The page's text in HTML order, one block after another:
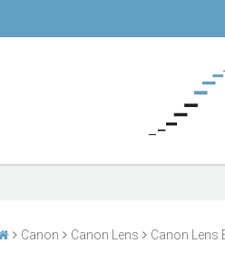
Canon Canon Lens Canon Lens